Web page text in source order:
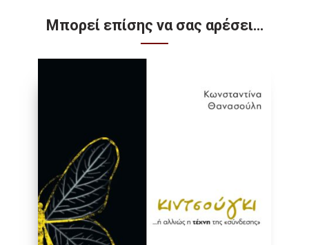
Μπορεί επίσης να σας αρέσει…